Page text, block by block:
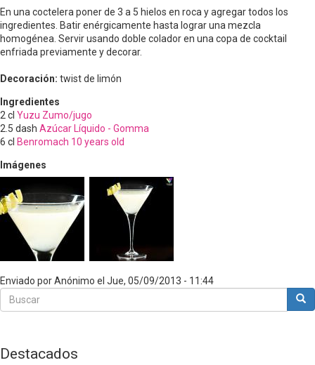
En una coctelera poner de 3 a 5 hielos en roca y agregar todos los
ingredientes. Batir enérgicamente hasta lograr una mezcla
homogénea. Servir usando doble colador en una copa de cocktail
enfriada previamente y decorar.
Decoración: twist de limón
Ingredientes
2cl Yuzu Zumo/jugo
2.5 dash Azúcar Líquido - Gomma
6 cl Benromach 10 years old
Imágenes
Enviado porAnónimo el Jue, 05/09/2013 - 11:44
Buscar
Buscar
Destacados